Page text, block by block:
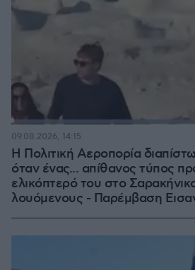
:
Η Πολιτική Αεροπορία
όταν ένας... απίθανος τύπος
ελικόπτερό του στο
λουόμενους - Παρέμβαση
09.08.2026, 14:15